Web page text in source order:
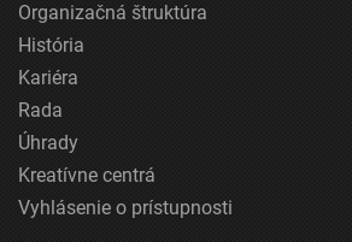
Organizačná štruktúra
História
Kariéra
Rada
Úhrady
Kreatívne centrá
Vyhlásenie o prístupnosti